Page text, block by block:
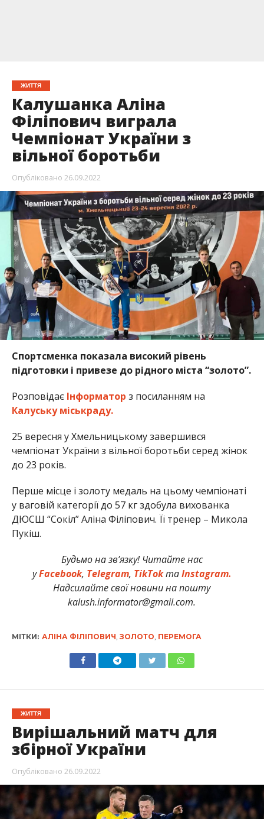
ЖИТТЯ
Калушанка Аліна
Філіпович виграла
Чемпіонат України з
вільної боротьби
Опубліковано 26.09.2022
Спортсменка показала високий рівень
підготовки і привезе до рідного міста “золото”.
Розповідає Інформатор з посиланням на
Калуську міськраду.
25 вересня у Хмельницькому завершився
чемпіонат України з вільної боротьби серед жінок
до 23 років.
Перше місце і золоту медаль на цьому чемпіонаті
у ваговій категорії до 57 кг здобула вихованка
ДЮСШ “Сокіл” Аліна Філіпович. Її тренер – Микола
Пукіш.
Будьмо на зв’язку! Читайте нас
уFacebook, Telegram, TikTokтаInstagram.
Надсилайте свої новини на пошту
kalush.informator@gmail.com.
МІТКИ: АЛІНА ФІЛІПОВИЧ ЗОЛОТО ПЕРЕМОГА
ЖИТТЯ
Вирішальний матч для
збірної України
Опубліковано 26.09.2022